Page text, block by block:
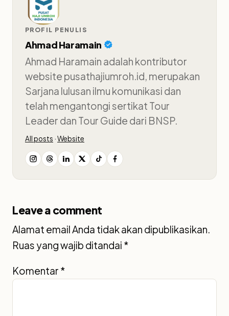
PROFIL PENULIS
Ahmad Haramain
Ahmad Haramain adalah kontributor
website pusathajiumroh.id, merupakan
Sarjana lulusan ilmu komunikasi dan
telah mengantongi sertikat Tour
Leader dan Tour Guide dari BNSP.
All posts ·Website
Leave a comment
Alamat email Anda tidak akan dipublikasikan.
Ruas yang wajib ditandai *
Komentar *